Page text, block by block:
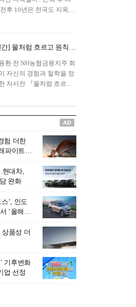
후 10년은 천국도 지옥도
설계를 가이드해 온 김경
투스자산운용의 고문이
『은퇴연옥』을 내놓았
테는 지옥을 '모든 희망을
고문은 새로운 시각을 제시
의 과도기는 지옥이 아니라
와 성장의 공간인 ‘은퇴연
(Purgatory)’이라는 것이다.
은 고통스럽지만 끝이 있
, 준비를 통해 천국으로 나
갈 수 있는 희망의 장소라고
[신간] 물처럼 흐르고 원칙으로 서다…김용환의 통찰을 담다
환 전 NH농협금융지주 회
자신의 경험과 철학을 정
자서전 『물처럼 흐르고
료 출신으로 한국 금융의
변곡점마다 중요한 역할
하고 금융 경영인으로서 큰
적을 남긴 김 전 회장이 후배
에게 전하는 삶의 조언을
인생 노트다.『물처럼 흐
고 원칙으로 서다』는 단순
서전을 넘어, 실패를 두려
하지 않는 용기와 자신에 대
음이 어떻게 삶을 풍요롭
드는지를 보여주는 지혜
보고로 평가된다.김용환 전
은 “인생의 목표가 크더라
조급해하지 말고 작은 것부
하나 하나 성취해 나가
고 조언한다. 뼈아픈 실패
성공의 뼈대가 된다는 긍
험 더한
파이트’
대차,
완화
’, 인도
‘올해의
상품성 더
기후변화
업 선정